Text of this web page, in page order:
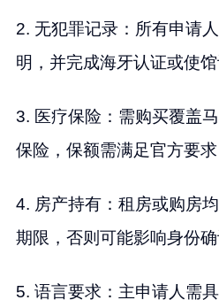
2. 无犯罪记录：所有申请
明，并完成海牙认证或使馆
3. 医疗保险：需购买覆盖
保险，保额需满足官方要求
4. 房产持有：租房或购房
期限，否则可能影响身份确
5. 语言要求：主申请人需